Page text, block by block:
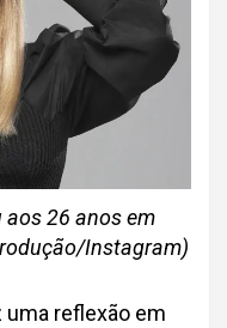
26 anos em
Instagram)
uma reflexão em